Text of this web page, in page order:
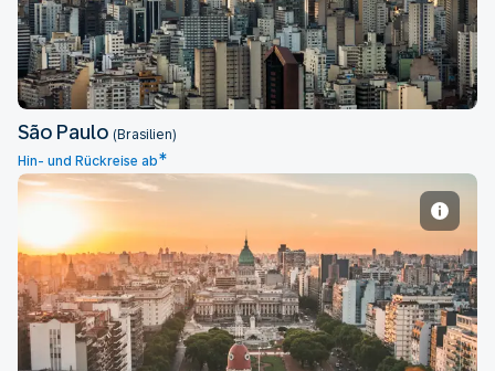
São Paulo (Brasilien)
Hin- und Rückreise ab*
Buenos Aires